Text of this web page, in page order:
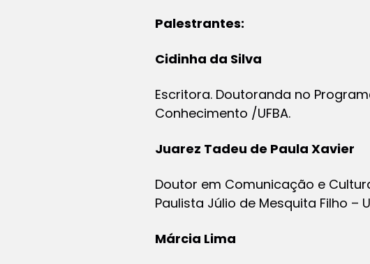
Palestrantes:
Cidinha da Silva
Escritora. Doutoranda no
Conhecimento /UFBA.
Juarez Tadeu de Paula Xavier
Doutor em Comunicação e
Paulista Júlio de Mesquita Filho –
Márcia Lima